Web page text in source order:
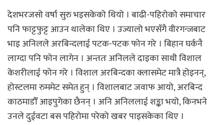
देशभरजसो वर्षा सुरु भइसकेको थियो । बाढी-पहिरोको समाचार
पनि फाट्टफुट्ट आउन थालेका थिए । उज्यालो भएसँगै वीरगन्जबाट
भाइ अनिलले अरबिन्दलाई पटक-पटक फोन गरे । बिहान घर्कनै
लाग्दा पनि फोन लागेन । अन्ततः अनिलले दाइका साथी विशाल
केशरीलाई फोन गरे । विशाल अरबिन्दका क्लासमेट मात्रै होइनन्,
होस्टलमा रुममेट समेत हुन् । विशालबाट जवाफ आयो, अरबिन्द
काठमाडौँ आइपुगेका छैनन् । अनि अनिललाई शङ्का भयो, किनभने
उनले दुईवटा बस पहिरोमा परेको खबर पाइसकेका थिए ।